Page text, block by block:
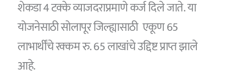
शेकडा 4 टक्के व्याजदराप्रमाणे कर्ज दिले जाते. या
योजनेसाठी सोलापूर जिल्ह्यासाठी एकूण 65
लाभार्थींचे रक्कम रु. 65 लाखांचे उद्दिष्ट प्राप्त झाले
आहे.